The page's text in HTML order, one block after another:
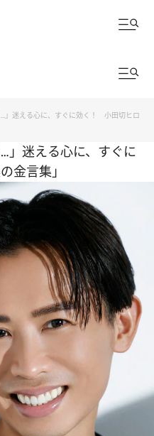
…」迷える心に、すぐに効く！ 小田切ヒロ
」迷える心に、すぐに
金言集」